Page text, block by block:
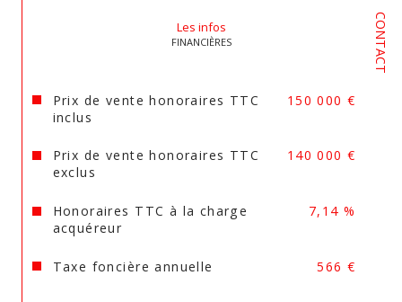
CONTACT
Corentin SECHER inscrit sous le n°ADC 2401
2025 000 000 036 au registre des agents
Les infos
FINANCIÈRES
Prix de vente honoraires TTC
inclus
150 000 €
Prix de vente honoraires TTC
exclus
140 000 €
Honoraires TTC à la charge
acquéreur
7,14 %
Taxe foncière annuelle 566 €